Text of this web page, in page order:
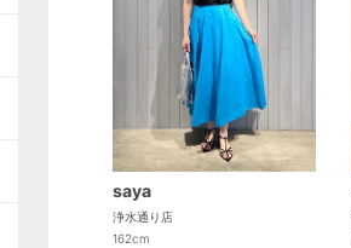
saya
浄水通り店
162cm